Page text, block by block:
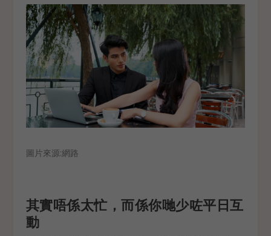
圖片來源:網路
其實唔係太忙，而係你哋少咗平日互
動